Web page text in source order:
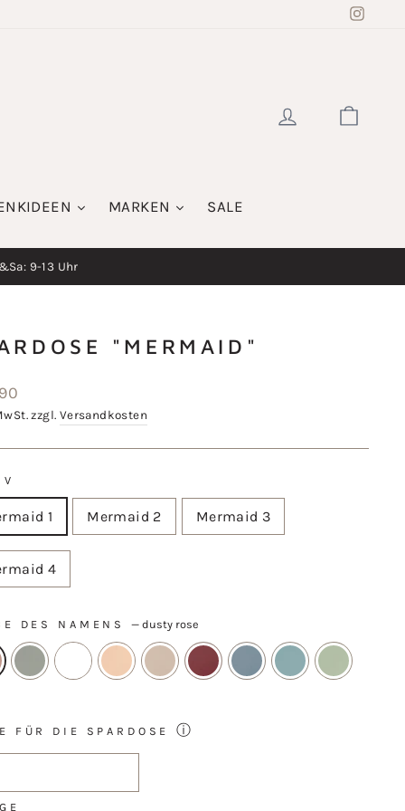
MARKEN SALE
9-13 Uhr
"MERMAID"
zzgl. Versandkosten
1 Mermaid 2 Mermaid 3
4
DES NAMENS — dusty rose
FÜR DIE SPARDOSE ⓘ